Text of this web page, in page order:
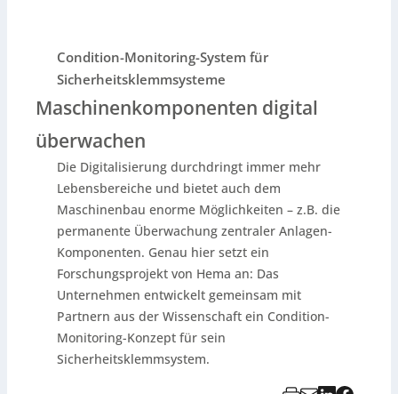
Condition-Monitoring-System für
Sicherheitsklemmsysteme
Maschinenkomponenten digital
überwachen
Die Digitalisierung durchdringt immer mehr
Lebensbereiche und bietet auch dem
Maschinenbau enorme Möglichkeiten – z.B. die
permanente Überwachung zentraler Anlagen-
Komponenten. Genau hier setzt ein
Forschungsprojekt von Hema an: Das
Unternehmen entwickelt gemeinsam mit
Partnern aus der Wissenschaft ein Condition-
Monitoring-Konzept für sein
Sicherheitsklemmsystem.